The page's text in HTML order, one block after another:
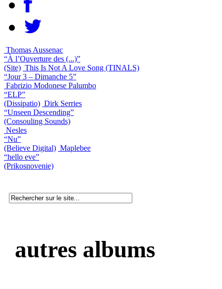
Thomas Aussenac
“À l’Ouverture des (...)”
(Site) This Is Not A Love Song (TINALS)
“Jour 3 – Dimanche 5”
Fabrizio Modonese Palumbo
“ELP”
(Dissipatio) Dirk Serries
“Unseen Descending”
(Consouling Sounds)
Nesles
“Nu”
(Believe Digital) Maplebee
“hello eve”
(Prikosnovenie)
autres albums